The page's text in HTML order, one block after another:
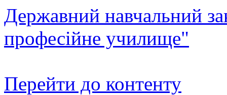
Державний навчальний
професійне училище"
Перейти до контенту